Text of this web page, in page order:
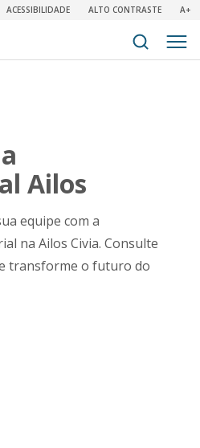
ACESSIBILIDADE ALTO CONTRASTE A+
Ailos
equipe com a
na Ailos Civia. Consulte
transforme o futuro do